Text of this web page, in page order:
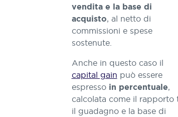
vendita e la base di
acquisto, al netto di
commissioni e spese
sostenute.
Anche in questo caso il
capital gain può essere
espresso in percentuale,
calcolata come il rapporto
il guadagno e la base di